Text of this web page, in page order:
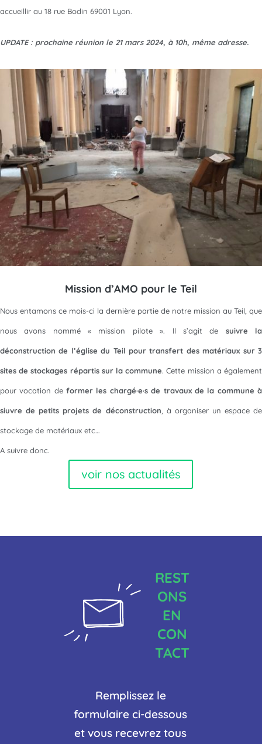
accueillir au 18 rue Bodin 69001 Lyon.
UPDATE : prochaine réunion le 21 mars 2024, à 10h, même adresse.
Mission d’AMO pour le Teil
Nous entamons ce mois-ci la dernière partie de notre mission au Teil, que
nous avons nommé « mission pilote ». Il s’agit de suivre la
déconstruction de l’église du Teil pour transfert des matériaux sur 3
sites de stockages répartis sur la commune. Cette mission a également
pour vocation deformer les chargé·e·s de travaux de la commune à
siuvre de petits projets de déconstruction, à organiser un espace de
stockage de matériaux etc…
A suivre donc.
voir nos actualités
REST
ONS
EN
CON
TACT
Remplissez le
formulaire ci-dessous
et vous recevrez tous